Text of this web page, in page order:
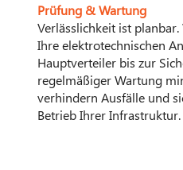
Prüfung & Wartung
Verlässlichkeit ist
Ihre elektrotechnischen
Hauptverteiler bis zur
regelmäßiger Wartung
verhindern Ausfälle und
Betrieb Ihrer Infrastruktur.